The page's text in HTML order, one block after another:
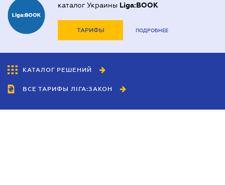
каталог Украины Liga:BOOK
ТАРИФЫ ПОДРОБНЕЕ
КАТАЛОГ РЕШЕНИЙ
ВСЕ ТАРИФЫ ЛІГА:ЗАКОН